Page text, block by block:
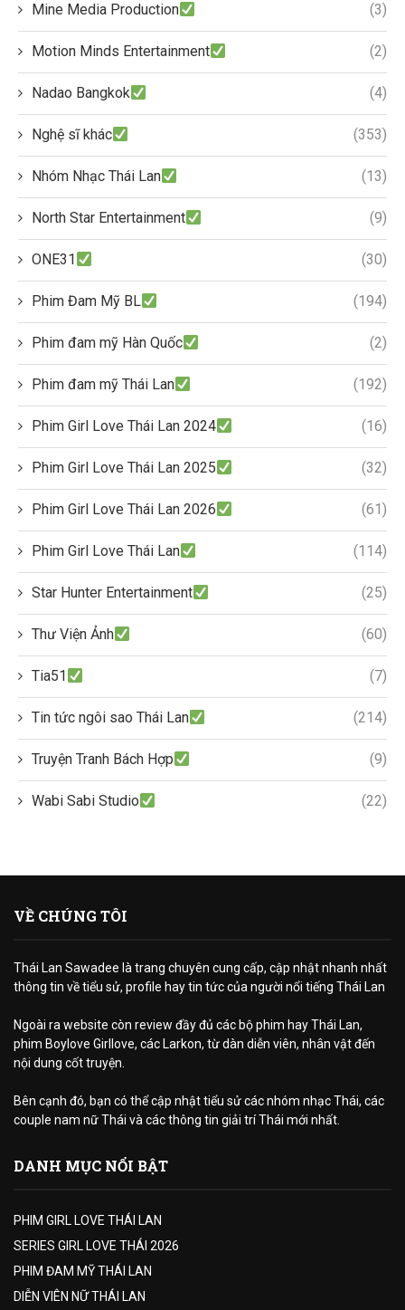
Mine Media Production (3)
Motion Minds Entertainment (2)
Nadao Bangkok (4)
Nghệ sĩ khác (353)
Nhóm Nhạc Thái Lan (13)
North Star Entertainment (9)
ONE31 (30)
Phim Đam Mỹ BL (194)
Phim đam mỹ Hàn Quốc (2)
Phim đam mỹ Thái Lan (192)
Phim Girl Love Thái Lan 2024 (16)
Phim Girl Love Thái Lan 2025 (32)
Phim Girl Love Thái Lan 2026 (61)
Phim Girl Love Thái Lan (114)
Star Hunter Entertainment (25)
Thư Viện Ảnh (60)
Tia51 (7)
Tin tức ngôi sao Thái Lan (214)
Truyện Tranh Bách Hợp (9)
Wabi Sabi Studio (22)
VỀ CHÚNG TÔI
Thái Lan Sawadee là trang chuyên cung cấp, cập nhật nhanh nhất
thông tin về tiểu sử, profile hay tin tức của người nổi tiếng Thái Lan
Ngoài ra website còn review đầy đủ các bộ phim hay Thái Lan,
phim Boylove Girllove, các Larkon, từ dàn diễn viên, nhân vật đến
nội dung cốt truyện.
Bên cạnh đó, bạn có thể cập nhật tiểu sử các nhóm nhạc Thái, các
couple nam nữ Thái và các thông tin giải trí Thái mới nhất.
DANH MỤC NỔI BẬT
PHIM GIRL LOVE THÁI LAN
SERIES GIRL LOVE THÁI 2026
PHIM ĐAM MỸ THÁI LAN
DIỄN VIÊN NỮ THÁI LAN